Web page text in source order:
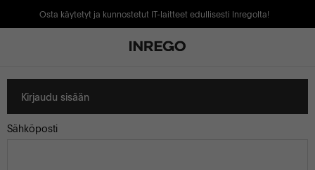
Osta käytetyt ja kunnostetut IT-laitteet edullisesti Inregolta!
Kirjaudu sisään
Sähköposti